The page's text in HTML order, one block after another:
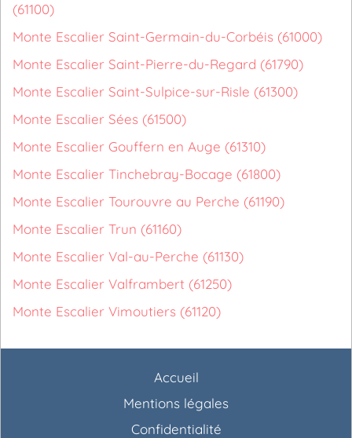
(61100)
Monte Escalier Saint-Germain-du-Corbéis (61000)
Monte Escalier Saint-Pierre-du-Regard (61790)
Monte Escalier Saint-Sulpice-sur-Risle (61300)
Monte Escalier Sées (61500)
Monte Escalier Gouffern en Auge (61310)
Monte Escalier Tinchebray-Bocage (61800)
Monte Escalier Tourouvre au Perche (61190)
Monte Escalier Trun (61160)
Monte Escalier Val-au-Perche (61130)
Monte Escalier Valframbert (61250)
Monte Escalier Vimoutiers (61120)
Accueil
Mentions légales
Confidentialité